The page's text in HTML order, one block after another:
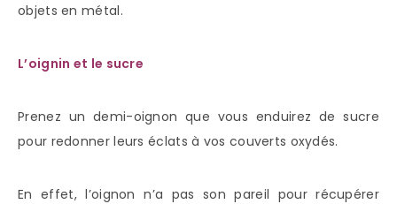
objets en métal.
L’oignin et le sucre
Prenez un demi-oignon que vous enduirez de sucre
pour redonner leurs éclats à vos couverts oxydés.
En effet, l’oignon n’a pas son pareil pour récupérer